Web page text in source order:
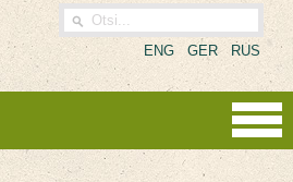
ENG GER RUS